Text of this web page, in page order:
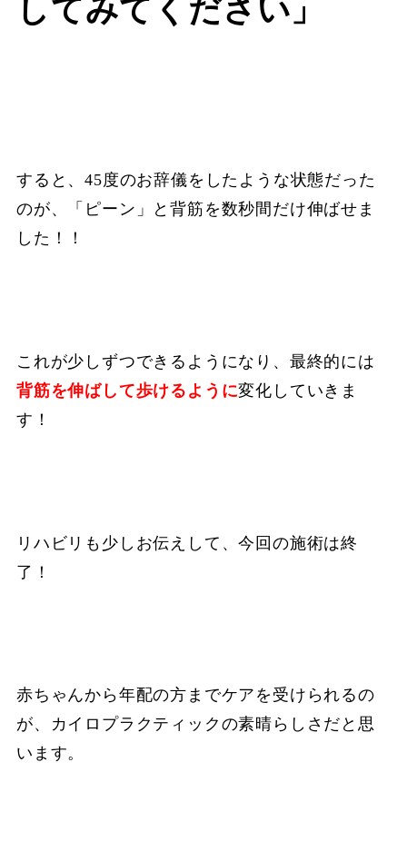
してみてください」
すると、45度のお辞儀をしたような状態だった
のが、「ピーン」と背筋を数秒間だけ伸ばせま
した！！
これが少しずつできるようになり、最終的には
背筋を伸ばして歩けるように変化していきま
す！
リハビリも少しお伝えして、今回の施術は終
了！
赤ちゃんから年配の方までケアを受けられるの
が、カイロプラクティックの素晴らしさだと思
います。